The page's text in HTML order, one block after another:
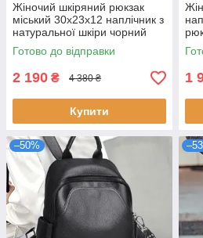
Жіночий шкіряний рюкзак
міський 30х23х12 наплічник з
натуральної шкіри чорний
стильний і місткий для
повсякденного використання
Готово до відправки
2 190 ₴ 4 380 ₴
Купити
1
–50%